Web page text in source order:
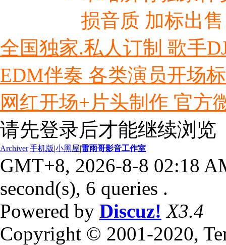
损音质 加标出
全国独家.私人订制 歌手
EDM伴奏 各类演员开场
网红开场+片头制作 官方
请先登录后才能继续浏览
Archiver|手机版|小黑屋|雷雨哥影音工作室
GMT+8, 2026-8-8 02:18
second(s), 6 queries .
Powered by Discuz! X3.4
Copyright © 2001-2020,